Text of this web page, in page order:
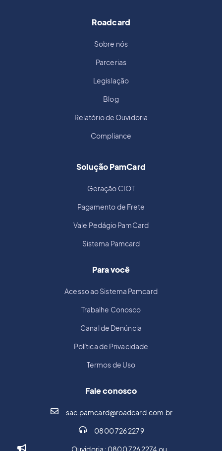
Roadcard
Sobre nós
Parcerias
Legislação
Blog
Relatório de Ouvidoria
Compliance
Solução PamCard
Geração CIOT
Pagamento de Frete
Vale Pedágio PamCard
Sistema Pamcard
Para você
Acesso ao Sistema Pamcard
Trabalhe Conosco
Canal de Denúncia
Política de Privacidade
Termos de Uso
Fale conosco
sac.pamcard@roadcard.com.br
0800 726 2279
Ouvidoria : 0800 726 2274 ou